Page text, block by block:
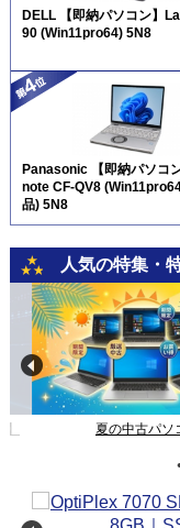
DELL 【即納パソコン】
90 (Win11pro64) 5N8
Panasonic 【即納パソコ
note CF-QV8
品) 5N8
人気の特集・
夏の中古パソ